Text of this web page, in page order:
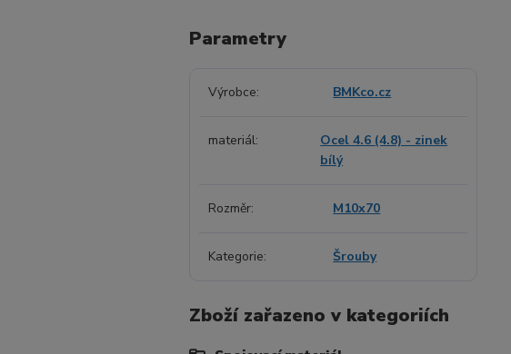
Parametry
Výrobce BMKco.cz
materiál
Ocel 4.6 (4.8) - zinek
bílý
Rozměr M10x70
Kategorie Šrouby
Zboží zařazeno v kategoriích